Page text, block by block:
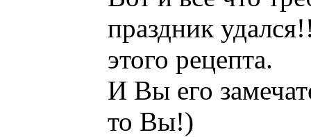
праздник
этого рецепта.
И Вы его
то Вы!)